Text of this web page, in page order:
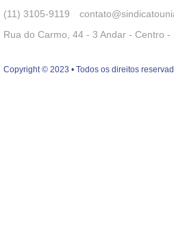
(11) 3105-9119
Rua do Carmo, 44 - 3 Andar - Centro
Copyright © 2023 • Todos os direitos